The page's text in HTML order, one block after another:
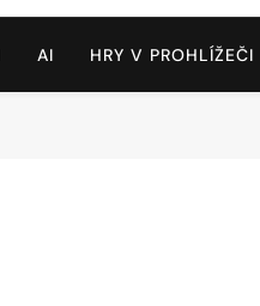
AI HRY V PROHLÍŽEČI